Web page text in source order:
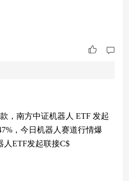
全年整机产量有望突破10万
，是产业从“概念叙事”向“业
化进程持续提速。 技术持续
统、仿真
，南方中证机器人 ETF 发起
，今日机器人赛道行情爆
人ETF发起联接C$